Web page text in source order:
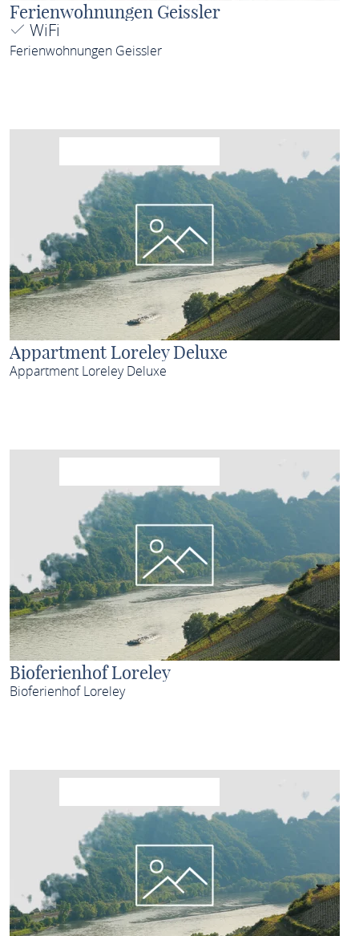
Ferienwohnungen Geissler
WiFi
Ferienwohnungen Geissler
Appartment Loreley Deluxe
Appartment Loreley Deluxe
Bioferienhof Loreley
Bioferienhof Loreley